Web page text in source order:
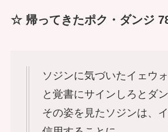
☆ 帰ってきたポク・ダンジ
ソジンに気づいたイェウ
と覚書にサインしろとダン
その姿を見たソジンは、